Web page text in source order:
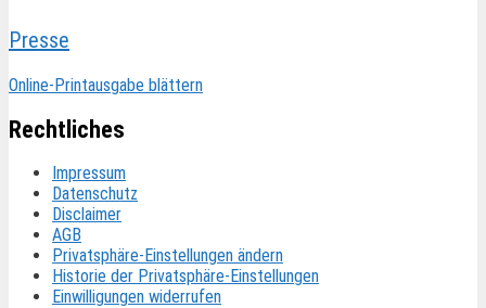
Presse
Online-Printausgabe blättern
Rechtliches
Impressum
Datenschutz
Disclaimer
AGB
Privatsphäre-Einstellungen ändern
Historie der Privatsphäre-Einstellungen
Einwilligungen widerrufen